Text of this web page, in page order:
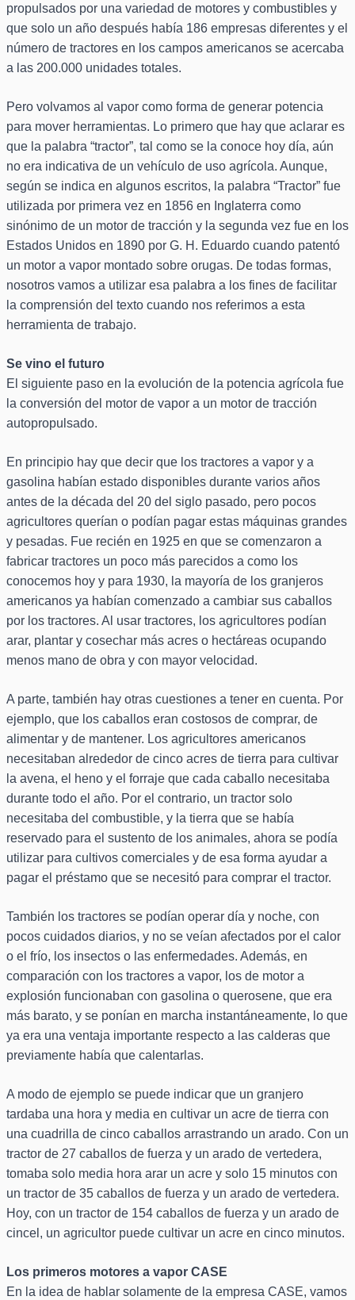
propulsados por una variedad de motores y combustibles y
que solo un año después había 186 empresas diferentes y el
número de tractores en los campos americanos se acercaba
a las 200.000 unidades totales.
Pero volvamos al vapor como forma de generar potencia
para mover herramientas. Lo primero que hay que aclarar es
que la palabra “tractor”, tal como se la conoce hoy día, aún
no era indicativa de un vehículo de uso agrícola. Aunque,
según se indica en algunos escritos, la palabra “Tractor” fue
utilizada por primera vez en 1856 en Inglaterra como
sinónimo de un motor de tracción y la segunda vez fue en los
Estados Unidos en 1890 por G. H. Eduardo cuando patentó
un motor a vapor montado sobre orugas. De todas formas,
nosotros vamos a utilizar esa palabra a los fines de facilitar
la comprensión del texto cuando nos referimos a esta
herramienta de trabajo.
Se vino el futuro
El siguiente paso en la evolución de la potencia agrícola fue
la conversión del motor de vapor a un motor de tracción
autopropulsado.
En principio hay que decir que los tractores a vapor y a
gasolina habían estado disponibles durante varios años
antes de la década del 20 del siglo pasado, pero pocos
agricultores querían o podían pagar estas máquinas grandes
y pesadas. Fue recién en 1925 en que se comenzaron a
fabricar tractores un poco más parecidos a como los
conocemos hoy y para 1930, la mayoría de los granjeros
americanos ya habían comenzado a cambiar sus caballos
por los tractores. Al usar tractores, los agricultores podían
arar, plantar y cosechar más acres o hectáreas ocupando
menos mano de obra y con mayor velocidad.
A parte, también hay otras cuestiones a tener en cuenta. Por
ejemplo, que los caballos eran costosos de comprar, de
alimentar y de mantener. Los agricultores americanos
necesitaban alrededor de cinco acres de tierra para cultivar
la avena, el heno y el forraje que cada caballo necesitaba
durante todo el año. Por el contrario, un tractor solo
necesitaba del combustible, y la tierra que se había
reservado para el sustento de los animales, ahora se podía
utilizar para cultivos comerciales y de esa forma ayudar a
pagar el préstamo que se necesitó para comprar el tractor.
También los tractores se podían operar día y noche, con
pocos cuidados diarios, y no se veían afectados por el calor
o el frío, los insectos o las enfermedades. Además, en
comparación con los tractores a vapor, los de motor a
explosión funcionaban con gasolina o querosene, que era
más barato, y se ponían en marcha instantáneamente, lo que
ya era una ventaja importante respecto a las calderas que
previamente había que calentarlas.
A modo de ejemplo se puede indicar que un granjero
tardaba una hora y media en cultivar un acre de tierra con
una cuadrilla de cinco caballos arrastrando un arado. Con un
tractor de 27 caballos de fuerza y un arado de vertedera,
tomaba solo media hora arar un acre y solo 15 minutos con
un tractor de 35 caballos de fuerza y un arado de vertedera.
Hoy, con un tractor de 154 caballos de fuerza y un arado de
cincel, un agricultor puede cultivar un acre en cinco minutos.
Los primeros motores a vapor CASE
En la idea de hablar solamente de la empresa CASE, vamos